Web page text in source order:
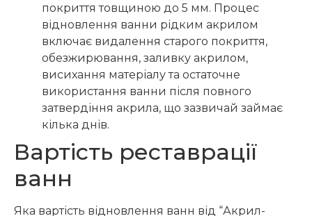
покриття товщиною до 5 мм. Процес
відновлення ванни рідким акрилом
включає видалення старого покриття,
обезжирювання, заливку акрилом,
висихання матеріалу та остаточне
використання ванни після повного
затвердіння акрила, що зазвичай займає
кілька днів.
Вартість реставрації
ванн
Яка вартість відновлення ванн від “Акрил-